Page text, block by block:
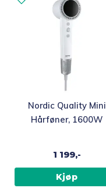
Nordic Quality Mini
Hårføner, 1600W
1 199,-
Kjøp